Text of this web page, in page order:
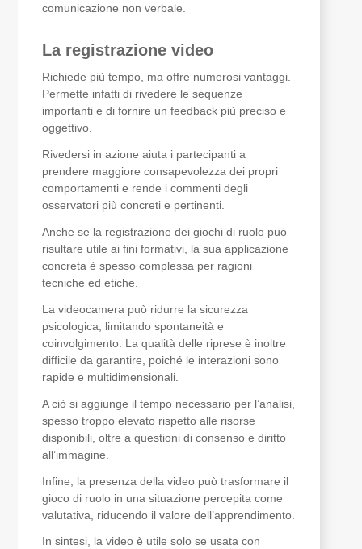
comunicazione non verbale.
La registrazione video
Richiede più tempo, ma offre numerosi vantaggi.
Permette infatti di rivedere le sequenze
importanti e di fornire un feedback più preciso e
oggettivo.
Rivedersi in azione aiuta i partecipanti a
prendere maggiore consapevolezza dei propri
comportamenti e rende i commenti degli
osservatori più concreti e pertinenti.
Anche se la registrazione dei giochi di ruolo può
risultare utile ai fini formativi, la sua applicazione
concreta è spesso complessa per ragioni
tecniche ed etiche.
La videocamera può ridurre lasicurezza
psicologica , limitando spontaneità e
coinvolgimento. Laqualità delle riprese è inoltre
difficile da garantire, poiché le interazioni sono
rapide e multidimensionali.
A ciò si aggiunge iltempo necessario per l’analisi
spesso troppo elevato rispetto alle risorse
disponibili, oltre a questioni diconsenso e diritto
all’immagine
Infine, la presenza della video può trasformare il
gioco di ruolo in una situazione percepita come
valutativa, riducendo il valore dell’apprendimento.
In sintesi, la video è utile solo se usata con